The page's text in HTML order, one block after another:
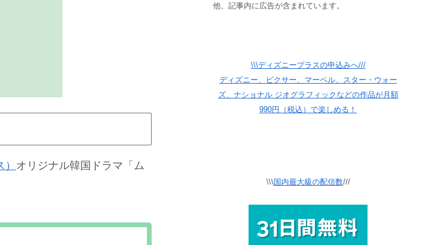
オリジナル韓国ドラマ「ム
他、記事内に広告が含まれています。
\\\ディズニープラスの申込みへ///
ディズニー、ピクサー、マーベル、スター・ウォー
ズ、ナショナル ジオグラフィックなどの作品が月額
990円（税込）で楽しめる！
\\\国内最大級の配信数///